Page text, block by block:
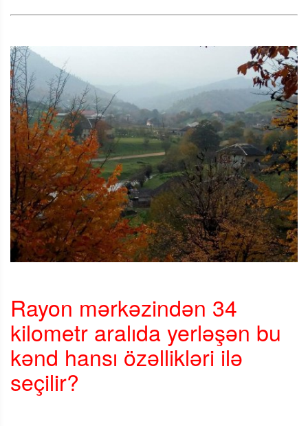
Rayon mərkəzindən 34
kilometr aralıda yerləşən bu
kənd hansı özəllikləri ilə
seçilir?